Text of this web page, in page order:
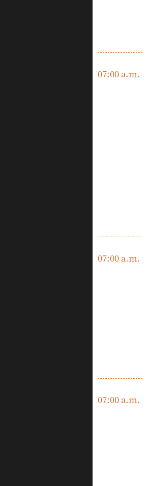
07:00 a.m.
07:00 a.m.
07:00 a.m.